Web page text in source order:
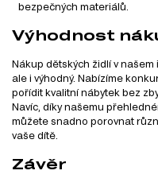
bezpečných materiálů.
Výhodnost
Nákup dětských židlí v
ale i výhodný. Nabízíme
pořídit kvalitní nábytek bez
Navíc, díky našemu
můžete snadno porovnat
vaše dítě.
Závěr